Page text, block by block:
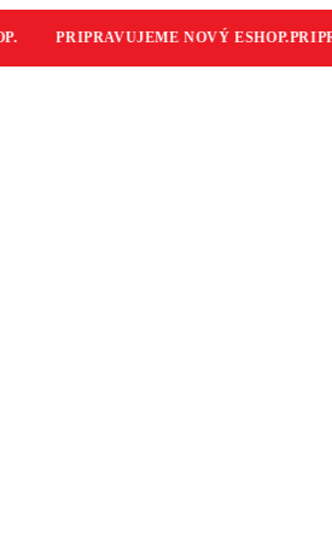
PRIPRAVUJEME NOVÝ ESHOP.